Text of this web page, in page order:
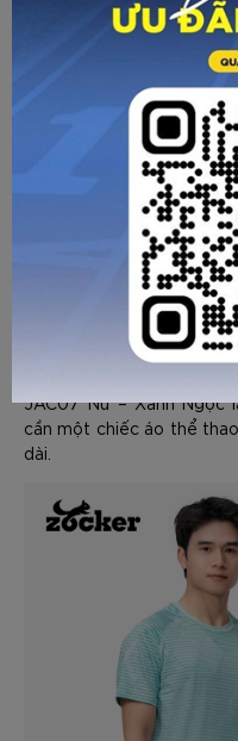
Không chỉ dùng cho
lông, chạy bộ, gym hoặc
JAC07 Nữ – Xanh Ngọc
cần một chiếc áo thể
dài.